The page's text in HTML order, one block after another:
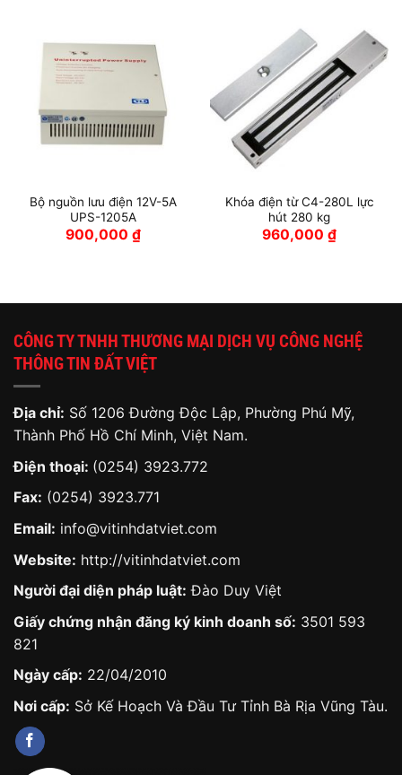
Bộ nguồn lưu điện 12V-5A
UPS-1205A
900,000 ₫
Khóa điện từ C4-280L lực
hút 280 kg
960,000 ₫
CÔNG TY TNHH THƯƠNG MẠI DỊCH VỤ CÔNG NGHỆ
THÔNG TIN ĐẤT VIỆT
Địa chỉ: Số 1206 Đường Độc Lập, Phường Phú Mỹ,
Thành Phố Hồ Chí Minh, Việt Nam.
Điện thoại: (0254) 3923.772
Fax: (0254) 3923.771
Email: info@vitinhdatviet.com
Website: http://vitinhdatviet.com
Người đại diện pháp luật: Đào Duy Việt
Giấy chứng nhận đăng ký kinh doanh số: 3501 593
821
Ngày cấp: 22/04/2010
Nơi cấp: Sở Kế Hoạch Và Đầu Tư Tỉnh Bà Rịa Vũng Tàu.